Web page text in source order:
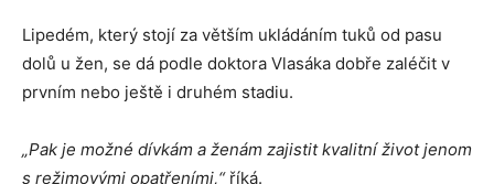
Lipedém, který stojí za větším ukládáním tuků od pasu
dolů u žen, se dá podle doktora Vlasáka dobře zaléčit v
prvním nebo ještě i druhém stadiu.
„Pak je možné dívkám a ženám zajistit kvalitní život jenom
s režimovými opatřeními,“ říká.